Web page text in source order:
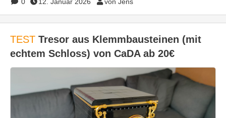
TEST Tresor aus Klemmbausteinen (mit
echtem Schloss) von CaDA ab 20€